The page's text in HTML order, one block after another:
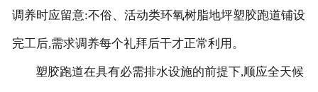
调养时应留意:不俗、活动类环氧树脂地坪塑胶跑道铺设
完工后,需求调养每个礼拜后干才正常利用。
塑胶跑道在具有必需排水设施的前提下,顺应全天候